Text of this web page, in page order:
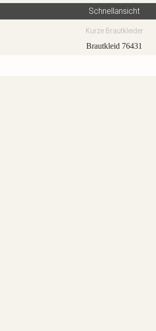
Schnellansicht
Kurze Brautkleider
Brautkleid 76431